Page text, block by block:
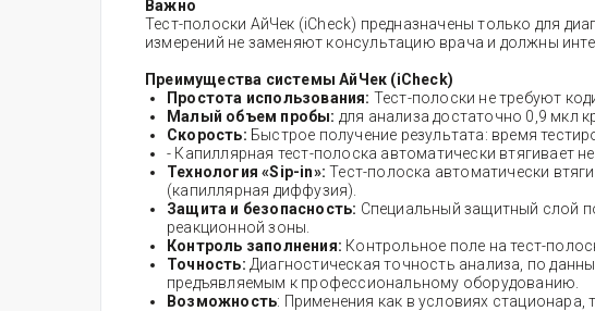
Важно
Тест-полоски АйЧек (iCheck) предназначены только для
измерений не заменяют консультацию врача и должны
Преимущества системы АйЧек (iCheck)
Простота использования: Тест-полоски не требуют
Малый объем пробы: для анализа достаточно 0,9 мкл
Скорость: Быстрое получение результата: время
- Капиллярная тест-полоска автоматически втягивает
Технология «Sip-in»:Тест-полоска автоматически
(капиллярная диффузия).
Защита и безопасность: Специальный защитный слой
реакционной зоны.
Контроль заполнения: Контрольное поле на тест-
Точность: Диагностическая точность анализа, по
предъявляемым к профессиональному оборудованию.
Возможность: Применения как в условиях стационара,